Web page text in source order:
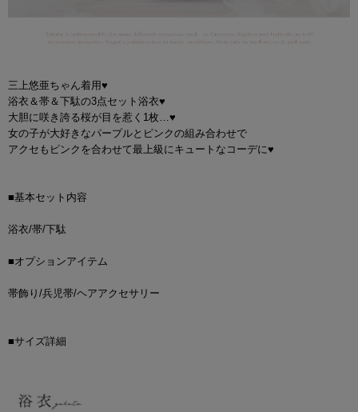
三上悠亜ちゃん着用♥
浴衣＆帯＆下駄の3点セット浴衣♥
大胆に咲き誇る桜が目を惹く1枚…♥
女の子が大好きなパープルとピンクの組み合わせで
アクセもピンクを合わせて最上級にキュートなコーデに♥
■基本セット内容
浴衣/帯/下駄
■オプションアイテム
帯飾り/兵児帯/ヘアアクセサリー
■サイズ詳細